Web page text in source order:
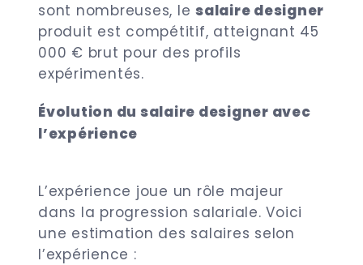
sont nombreuses, le salaire designer
produit est compétitif, atteignant 45
000 € brut pour des profils
expérimentés.
Évolution du salaire designer avec
l’expérience
L’expérience joue un rôle majeur
dans la progression salariale. Voici
une estimation des salaires selon
l’expérience :